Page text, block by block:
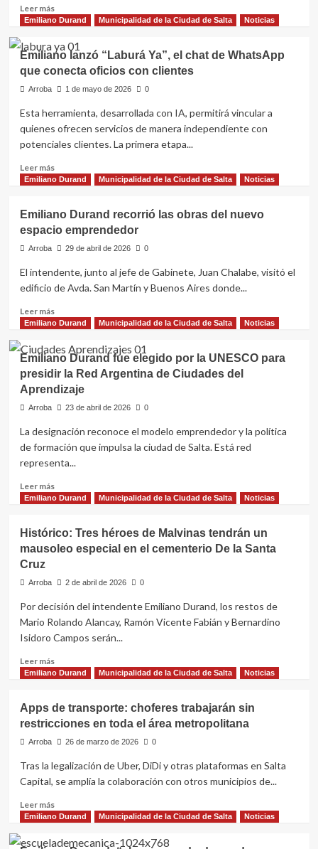
en
un
Leer másLeer
más
Se
activa
el
“Hogar
Noche”
para
asistir
personas
en
Emiliano Durand Municipalidad de la Ciudad de Salta Noticias
Emiliano lanzó “Laburá Ya”, el chat de WhatsApp
que conecta oficios con clientes
Arroba 1 de mayo de 2026 0
Esta herramienta, desarrollada con IA, permitirá vincular a
quienes ofrecen servicios de manera independiente con
potenciales clientes. La primera etapa...
Leer másLeer
más
lanzó
“Laburá
Ya”,
chat
de
que
conecta
con
clientes
Emiliano Durand Municipalidad de la Ciudad de Salta Noticias
Emiliano Durand recorrió las obras del nuevo
espacio emprendedor
Arroba 29 de abril de 2026 0
El intendente, junto al jefe de Gabinete, Juan Chalabe, visitó el
edificio de Avda. San Martín y Buenos Aires donde...
Leer másLeer
más
Emiliano
Durand
recorrió
las
obras
nuevo
espacio
emprendedor
Emiliano Durand Municipalidad de la Ciudad de Salta Noticias
Emiliano Durand fue elegido por la UNESCO para
presidir la Red Argentina de Ciudades del
Aprendizaje
Arroba 23 de abril de 2026 0
La designación reconoce el modelo emprendedor y la política
de formación que impulsa la ciudad de Salta. Está red
representa...
Leer másLeer
más
Durand
fue
por
UNESCO
para
presidir
Red
Argentina
del
Aprendizaje
Emiliano Durand Municipalidad de la Ciudad de Salta Noticias
Histórico: Tres héroes de Malvinas tendrán un
mausoleo especial en el cementerio De la Santa
Cruz
Arroba 2 de abril de 2026 0
Por decisión del intendente Emiliano Durand, los restos de
Mario Rolando Alancay, Ramón Vicente Fabián y Bernardino
Isidoro Campos serán...
Leer másLeer
más
Tres
héroes
de
tendrán
un
especial
en
Emiliano Durand Municipalidad de la Ciudad de Salta Noticias
Apps de transporte: choferes trabajarán sin
restricciones en toda el área metropolitana
Arroba 26 de marzo de 2026 0
Tras la legalización de Uber, DiDi y otras plataformas en Salta
Capital, se amplía la colaboración con otros municipios de...
Leer másLeer
más
Apps
Emiliano Durand Municipalidad de la Ciudad de Salta Noticias